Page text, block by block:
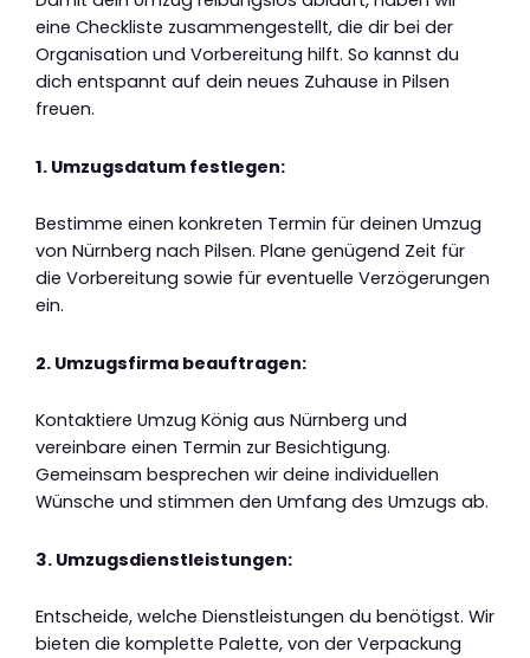
eine Checkliste zusammengestellt, die dir bei der
Organisation und Vorbereitung hilft. So kannst du
dich entspannt auf dein neues Zuhause in Pilsen
freuen.
1. Umzugsdatum festlegen:
Bestimme einen konkreten Termin für deinen Umzug
von Nürnberg nach Pilsen. Plane genügend Zeit für
die Vorbereitung sowie für eventuelle Verzögerungen
ein.
2. Umzugsfirma beauftragen:
Kontaktiere Umzug König aus Nürnberg und
vereinbare einen Termin zur Besichtigung.
Gemeinsam besprechen wir deine individuellen
Wünsche und stimmen den Umfang des Umzugs ab.
3. Umzugsdienstleistungen:
Entscheide, welche Dienstleistungen du benötigst. Wir
bieten die komplette Palette, von der Verpackung